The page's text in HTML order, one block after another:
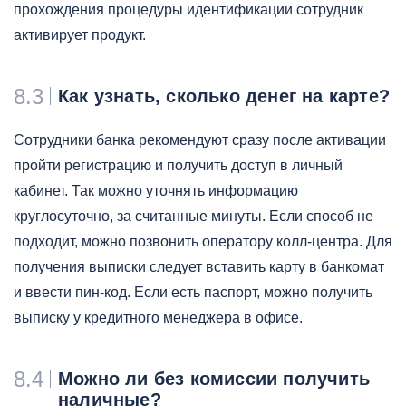
прохождения процедуры идентификации сотрудник
активирует продукт.
8.3 Как узнать, сколько денег на карте?
Сотрудники банка рекомендуют сразу после активации
пройти регистрацию и получить доступ в личный
кабинет. Так можно уточнять информацию
круглосуточно, за считанные минуты. Если способ не
подходит, можно позвонить оператору колл-центра. Для
получения выписки следует вставить карту в банкомат
и ввести пин-код. Если есть паспорт, можно получить
выписку у кредитного менеджера в офисе.
8.4
Можно ли без комиссии получить
наличные?